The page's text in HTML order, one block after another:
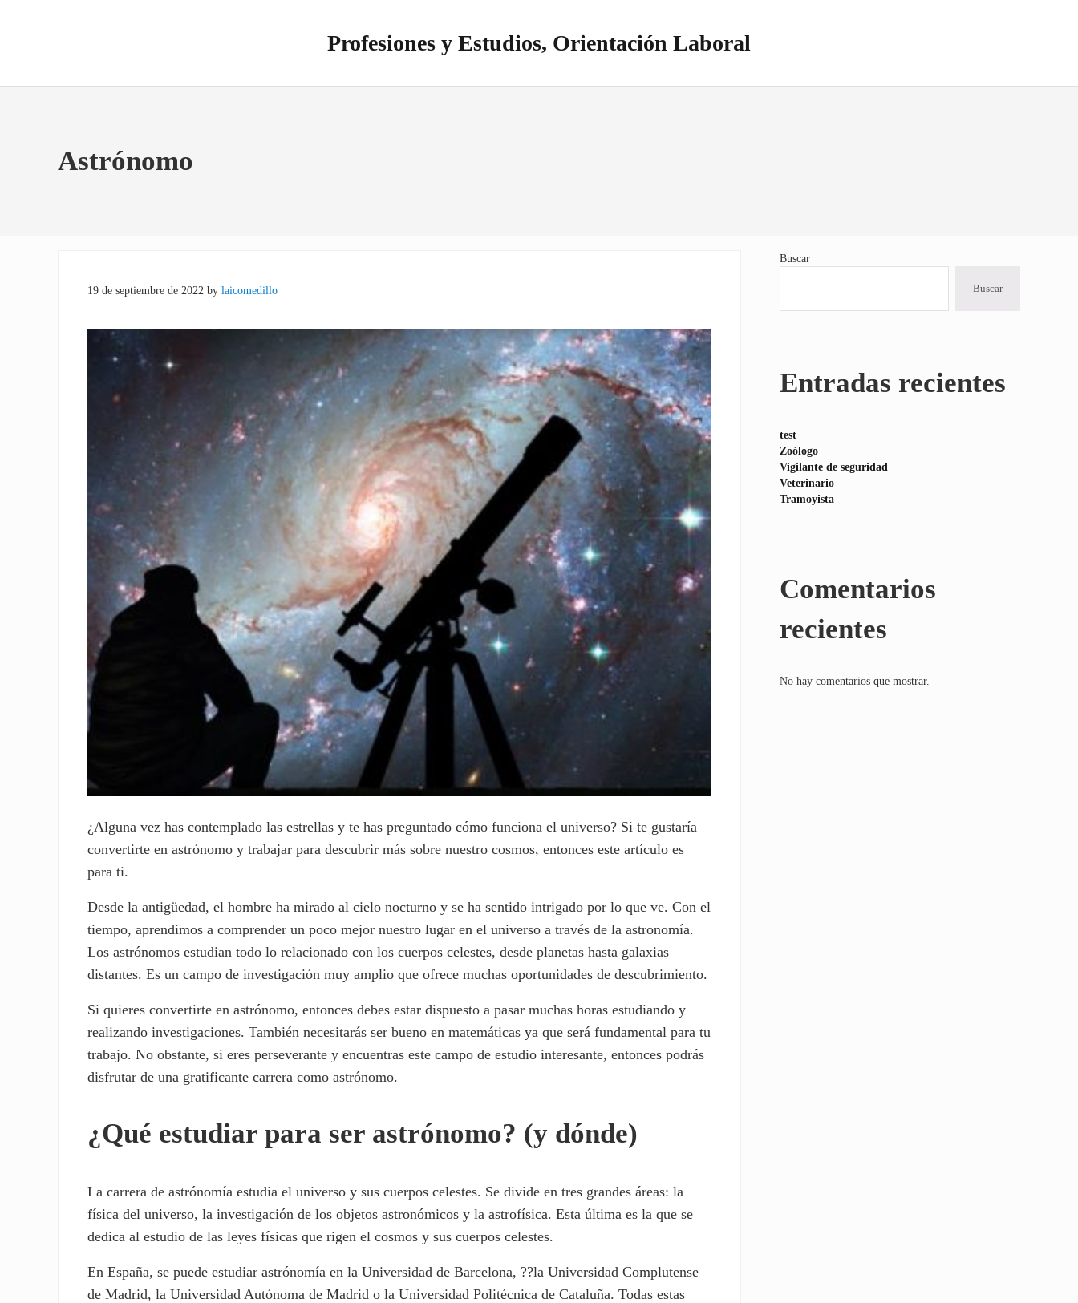
Profesiones y Estudios, Orientación Laboral
Astrónomo
19 de septiembre de 2022 bylaicomedillo
¿Alguna vez has contemplado las estrellas y te has preguntado cómo funciona el universo? Si te gustaría
convertirte en astrónomo y trabajar para descubrir más sobre nuestro cosmos, entonces este artículo es
para ti.
Desde la antigüedad, el hombre ha mirado al cielo nocturno y se ha sentido intrigado por lo que ve. Con el
tiempo, aprendimos a comprender un poco mejor nuestro lugar en el universo a través de la astronomía.
Los astrónomos estudian todo lo relacionado con los cuerpos celestes, desde planetas hasta galaxias
distantes. Es un campo de investigación muy amplio que ofrece muchas oportunidades de descubrimiento.
Si quieres convertirte en astrónomo, entonces debes estar dispuesto a pasar muchas horas estudiando y
realizando investigaciones. También necesitarás ser bueno en matemáticas ya que será fundamental para tu
trabajo. No obstante, si eres perseverante y encuentras este campo de estudio interesante, entonces podrás
disfrutar de una gratificante carrera como astrónomo.
¿Qué estudiar para ser astrónomo? (y dónde)
La carrera de astrónomía estudia el universo y sus cuerpos celestes. Se divide en tres grandes áreas: la
física del universo, la investigación de los objetos astronómicos y la astrofísica. Esta última es la que se
dedica al estudio de las leyes físicas que rigen el cosmos y sus cuerpos celestes.
En España, se puede estudiar astrónomía en la Universidad de Barcelona, ??la Universidad Complutense
de Madrid, la Universidad Autónoma de Madrid o la Universidad Politécnica de Cataluña. Todas estas
Sidebar
Buscar
Buscar
Entradas recientes
test
Zoólogo
Vigilante de seguridad
Veterinario
Tramoyista
Comentarios
recientes
No hay comentarios que mostrar.